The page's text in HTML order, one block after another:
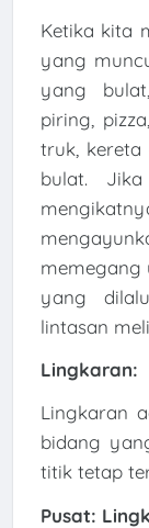
Ketika kita
yang
yang
piring,
truk, kereta
bulat.
memegang
yang
lintasan
Lingkaran:
Lingkaran
bidang
titik tetap
Pusat: